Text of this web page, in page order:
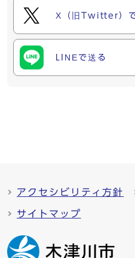
X（旧Twitter）
LINEで送る
アクセシビリティ方針
サイトマップ